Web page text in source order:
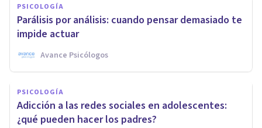
PSICOLOGÍA
Parálisis por análisis: cuando pensar demasiado te
impide actuar
Avance Psicólogos
PSICOLOGÍA
Adicción a las redes sociales en adolescentes:
¿qué pueden hacer los padres?